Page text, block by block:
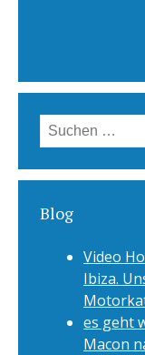
Suchen
nach:
Blog
Video
Ibiza.
es geht
Macon